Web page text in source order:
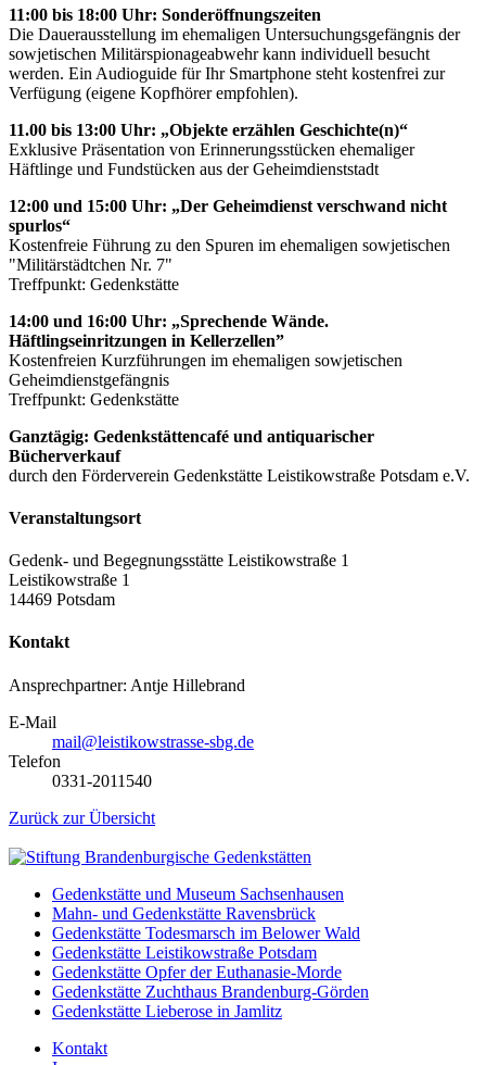
11:00 bis 18:00 Uhr: Sonderöffnungszeiten
Die Dauerausstellung im ehemaligen Untersuchungsgefängnis der
sowjetischen Militärspionageabwehr kann individuell besucht
werden. Ein Audioguide für Ihr Smartphone steht kostenfrei zur
Verfügung (eigene Kopfhörer empfohlen).
11.00 bis 13:00 Uhr: „Objekte erzählen Geschichte(n)“
Exklusive Präsentation von Erinnerungsstücken ehemaliger
Häftlinge und Fundstücken aus der Geheimdienststadt
12:00 und 15:00 Uhr: „Der Geheimdienst verschwand nicht
spurlos“
Kostenfreie Führung zu den Spuren im ehemaligen sowjetischen
"Militärstädtchen Nr. 7"
Treffpunkt: Gedenkstätte
14:00 und 16:00 Uhr: „Sprechende Wände.
Häftlingseinritzungen in Kellerzellen”
Kostenfreien Kurzführungen im ehemaligen sowjetischen
Geheimdienstgefängnis
Treffpunkt: Gedenkstätte
Ganztägig: Gedenkstättencafé und antiquarischer
Bücherverkauf
durch den Förderverein Gedenkstätte Leistikowstraße Potsdam e.V.
Veranstaltungsort
Gedenk- und Begegnungsstätte Leistikowstraße 1
Leistikowstraße 1
14469 Potsdam
Kontakt
Ansprechpartner: Antje Hillebrand
E-Mail
mail@leistikowstrasse-sbg.de
Telefon
0331-2011540
Zurück zur Übersicht
Gedenkstätte und Museum Sachsenhausen
Mahn- und Gedenkstätte Ravensbrück
Gedenkstätte Todesmarsch im Belower Wald
Gedenkstätte Leistikowstraße Potsdam
Gedenkstätte Opfer der Euthanasie-Morde
Gedenkstätte Zuchthaus Brandenburg-Görden
Gedenkstätte Lieberose in Jamlitz
Kontakt